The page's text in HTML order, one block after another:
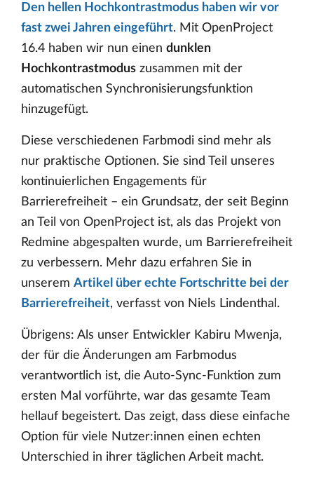
Den hellen Hochkontrastmodus haben wir vor
fast zwei Jahren eingeführt. Mit OpenProject
16.4 haben wir nun einen dunklen
Hochkontrastmodus zusammen mit der
automatischen Synchronisierungsfunktion
hinzugefügt.
Diese verschiedenen Farbmodi sind mehr als
nur praktische Optionen. Sie sind Teil unseres
kontinuierlichen Engagements für
Barrierefreiheit – ein Grundsatz, der seit Beginn
an Teil von OpenProject ist, als das Projekt von
Redmine abgespalten wurde, um Barrierefreiheit
zu verbessern. Mehr dazu erfahren Sie in
unserem Artikel über echte Fortschritte bei der
Barrierefreiheit, verfasst von Niels Lindenthal.
Übrigens: Als unser Entwickler Kabiru Mwenja,
der für die Änderungen am Farbmodus
verantwortlich ist, die Auto-Sync-Funktion zum
ersten Mal vorführte, war das gesamte Team
hellauf begeistert. Das zeigt, dass diese einfache
Option für viele Nutzer:innen einen echten
Unterschied in ihrer täglichen Arbeit macht.